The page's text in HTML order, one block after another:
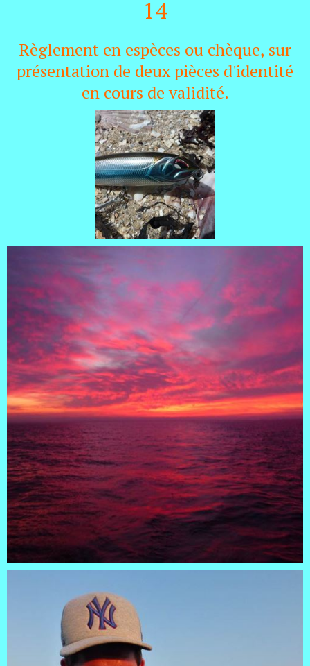
14
Règlement en espèces ou chèque, sur
présentation de deux pièces d'identité
en cours de validité.